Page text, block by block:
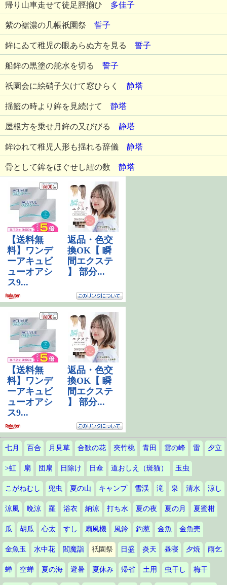
帰り山車走せて徒足脛揃ひ 多佳子
紫の裾濃の几帳祇園祭 誓子
鉾にゐて稚児の眼あらぬ方を見る 誓子
船鉾の黒塗の舵水を切る 誓子
祇園会に絵硝子欠けて窓ひらく 静塔
揺籃の時より鉾を見続けて 静塔
屋根方を乗せ月鉾の又びびる 静塔
鉾ゆれて稚児人形も揺れる辞儀 静塔
骨として鉾をほぐせし紐の数 静塔
七月 百合 月見草 合歓の花 夾竹桃 青田 雲の峰 雷 夕立
>虹 扇 団扇 日除け 日傘 道おしえ（斑猫） 玉虫
こがねむし 兜虫 夏の山 キャンプ 雪渓 滝 泉 清水 涼し
涼風 晩涼 羅 浴衣 納涼 打ち水 夏の夜 夏の月 夏蜜柑
瓜 胡瓜 心太 すし 扇風機 風鈴 釣葱 金魚 金魚売
金魚玉 水中花 閻魔詣 祇園祭 日盛 炎天 昼寝 夕焼 雨乞
蝉 空蝉 夏の海 避暑 夏休み 帰省 土用 虫干し 梅干